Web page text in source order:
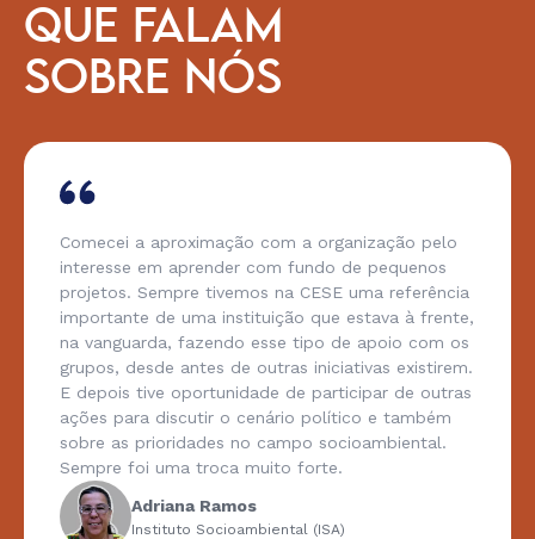
QUE FALAM
SOBRE NÓS
Comecei a aproximação com a organização pelo
interesse em aprender com fundo de pequenos
projetos. Sempre tivemos na CESE uma referência
importante de uma instituição que estava à frente,
na vanguarda, fazendo esse tipo de apoio com os
grupos, desde antes de outras iniciativas existirem.
E depois tive oportunidade de participar de outras
ações para discutir o cenário político e também
sobre as prioridades no campo socioambiental.
Sempre foi uma troca muito forte.
Adriana Ramos
Instituto Socioambiental (ISA)